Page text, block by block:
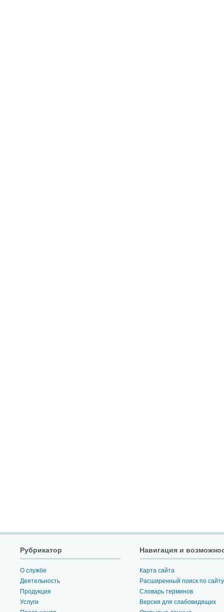
Рубрикатор
О службе
Деятельность
Продукция
Услуги
Навигация и
Карта сайта
Расширенный поиск по сайту
Словарь терминов
Версия для слабовидящих